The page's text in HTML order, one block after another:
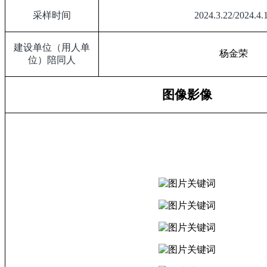
采样时间 2024.3.22/
建设单位（用人单
位）陪同人
杨金荣
图像影像